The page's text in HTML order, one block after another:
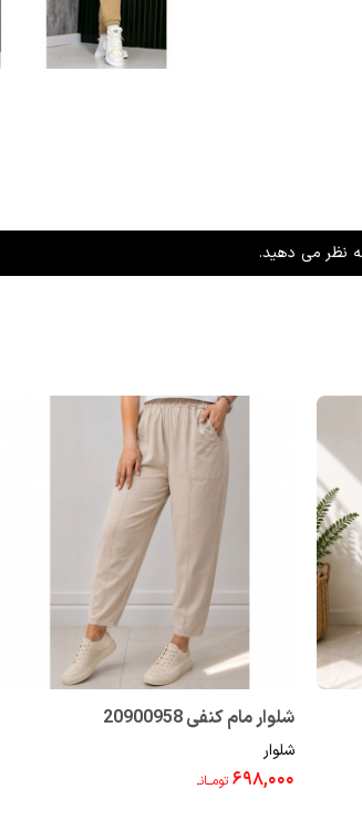
نظر می دهید.
شلوار مام کنفی 20900958
شلوار
۶۹۸,۰۰۰ تومــانـ